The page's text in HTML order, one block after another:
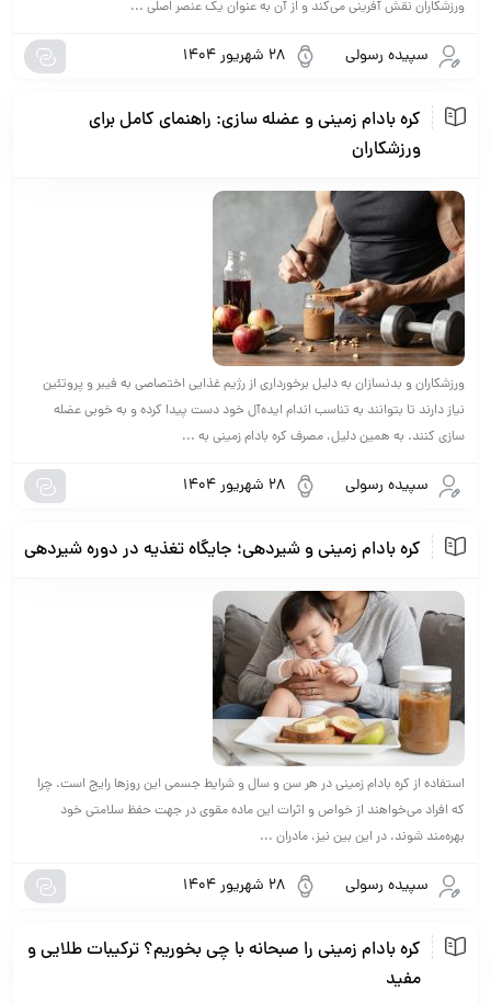
ورزشکاران نقش آفرینی می‌کند و از آن به عنوان یک عنصر اصلی ...
سپیده رسولی 28 شهریور 1404
کره بادام زمینی و عضله سازی: راهنمای کامل برای
ورزشکاران
ورزشکاران و بدنسازان به دلیل برخورداری از رژیم غذایی اختصاصی به فیبر و پروتئین
نیاز دارند تا بتوانند به تناسب اندام ایده‌آل خود دست پیدا کرده و به خوبی عضله
سازی کنند. به همین دلیل، مصرف کره بادام زمینی به ...
سپیده رسولی 28 شهریور 1404
کره بادام زمینی و شیردهی؛ جایگاه تغذیه در دوره شیردهی
استفاده از کره بادام زمینی در هر سن و سال و شرایط جسمی این روزها رایج است. چرا
که افراد می‌خواهند از خواص و اثرات این ماده مقوی در جهت حفظ سلامتی خود
بهره‌مند شوند. در این بین نیز، مادران ...
سپیده رسولی 28 شهریور 1404
کره بادام زمینی را صبحانه با چی بخوریم؟ ترکیبات طلایی و
مفید